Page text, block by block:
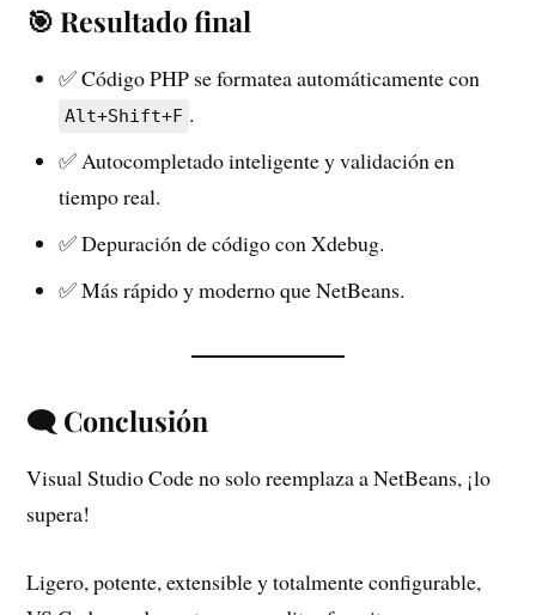
🎯 Resultado final
✅ Código PHP se formatea automáticamente con
Alt+Shift+F .
✅ Autocompletado inteligente y validación en
tiempo real.
✅ Depuración de código con Xdebug.
✅ Más rápido y moderno que NetBeans.
🗨 Conclusión
Visual Studio Code no solo reemplaza a NetBeans, ¡lo
supera!
Ligero, potente, extensible y totalmente configurable,